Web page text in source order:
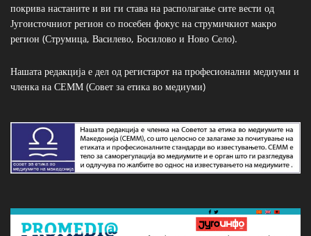
покрива настаните и ви ги става на располагање сите вести од
Југоисточниот регион со посебен фокус на струмичкиот макро
регион (Струмица, Василево, Босилово и Ново Село).
Нашата редакција е дел од регистарот на професионални медиуми и
членка на СЕММ (Совет за етика во медиуми)